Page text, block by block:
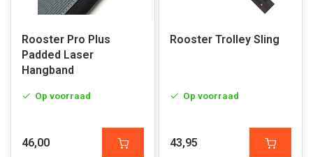
Rooster Pro Plus
Padded Laser
Hangband
Op voorraad
46,00
Rooster Trolley Sling
Op voorraad
43,95